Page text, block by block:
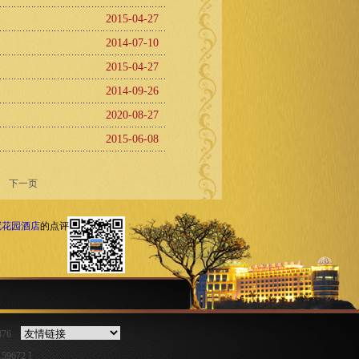
2015-04-27
2014-07-10
2015-04-27
2014-09-26
2020-08-27
2015-06-08
下一页
园酒店的点评
]